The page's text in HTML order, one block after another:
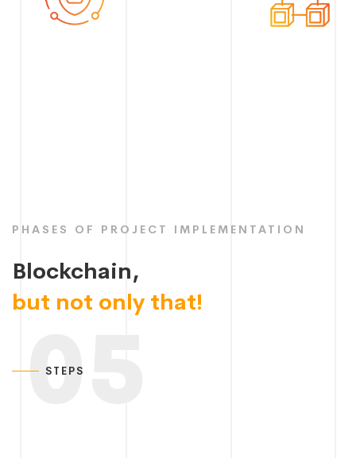
PHASES OF PROJECT IMPLEMENTATION
Blockchain,
but not only that!
05
STEPS